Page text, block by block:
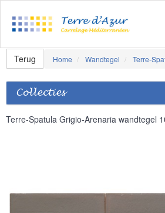
Terug Home Wandtegel Terre-
Collecties
Terre-Spatula Grigio-Arenaria wandtegel